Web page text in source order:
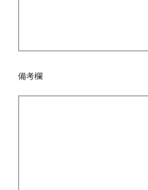
備考欄